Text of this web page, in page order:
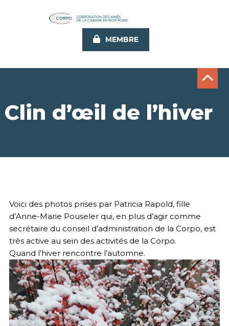
MEMBRE
Clin d’œil de l’hiver
Voici des photos prises par Patricia Rapold, fille
d’Anne-Marie Pouseler qui, en plus d’agir comme
secrétaire du conseil d’administration de la Corpo, est
très active au sein des activités de la Corpo.
Quand l’hiver rencontre l’automne.